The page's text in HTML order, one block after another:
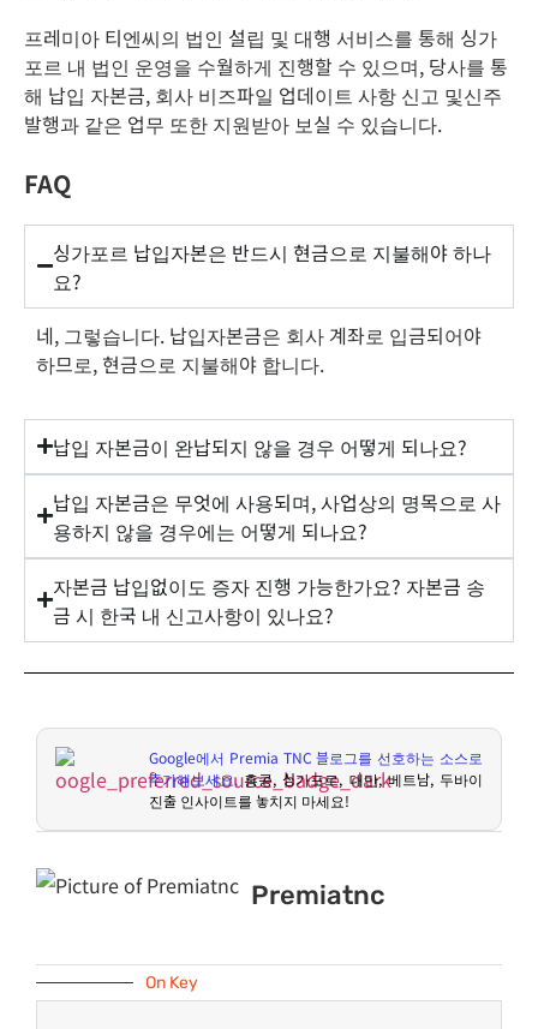
프레미아 티엔씨의 법인 설립 및 대행 서비스를 통해 싱가
포르 내 법인 운영을 수월하게 진행할 수 있으며, 당사를 통
해 납입 자본금, 회사 비즈파일 업데이트 사항 신고 및신주
발행과 같은 업무 또한 지원받아 보실 수 있습니다.
FAQ
싱가포르 납입자본은 반드시 현금으로 지불해야 하나
요?
네, 그렇습니다. 납입자본금은 회사 계좌로 입금되어야
하므로, 현금으로 지불해야 합니다.
납입 자본금이 완납되지 않을 경우 어떻게 되나요?
납입 자본금은 무엇에 사용되며, 사업상의 명목으로 사
용하지 않을 경우에는 어떻게 되나요?
자본금 납입없이도 증자 진행 가능한가요? 자본금 송
금 시 한국 내 신고사항이 있나요?
Google에서 Premia TNC블로그를 선호하는 소스로
추가해보세요. 홍콩,싱가포르, 대만,베트남, 두바이
진출 인사이트를 놓치지 마세요!
Premiatnc
On Key